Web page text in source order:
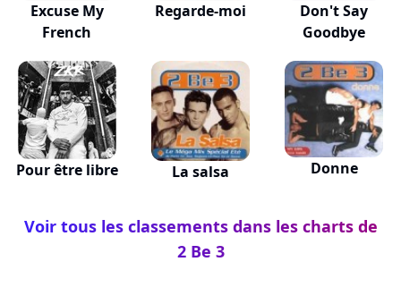
Excuse My
French
Regarde-moi
Don't Say
Goodbye
Pour être libre La salsa Donne
Voir tous les classements dans les charts de
2 Be 3